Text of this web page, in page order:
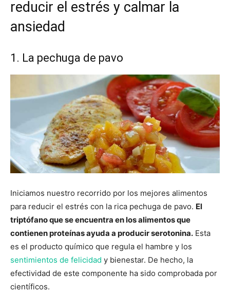
reducir el estrés y calmar la
ansiedad
1. La pechuga de pavo
Iniciamos nuestro recorrido por los mejores alimentos
para reducir el estrés con la rica pechuga de pavo. El
triptófano que se encuentra en los alimentos que
contienen proteínas ayuda a producir serotonina. Esta
es el producto químico que regula el hambre y los
sentimientos de felicidad y bienestar. De hecho, la
efectividad de este componente ha sido comprobada por
científicos.